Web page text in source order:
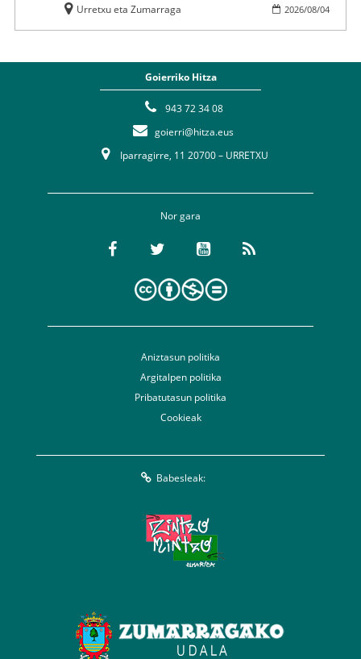
2026/08/04
Urretxu eta Zumarraga
Goierriko Hitza
943 72 34 08
goierri@hitza.eus
Iparragirre, 11 20700 – URRETXU
Nor gara
Aniztasun politika
Argitalpen politika
Pribatutasun politika
Cookieak
Babesleak: